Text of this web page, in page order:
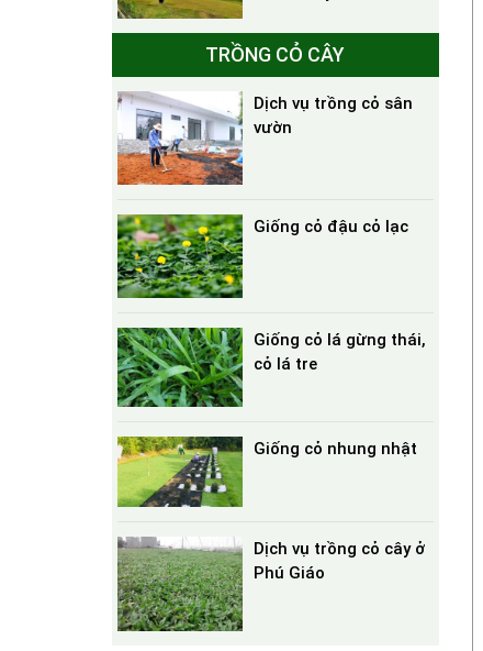
TRỒNG CỎ CÂY
Dịch vụ trồng cỏ sân
vườn
Giống cỏ đậu cỏ lạc
Giống cỏ lá gừng thái,
cỏ lá tre
Giống cỏ nhung nhật
Dịch vụ trồng cỏ cây ở
Phú Giáo